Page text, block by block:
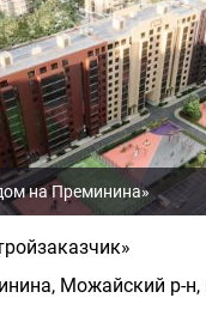
на Преминина»
Можайский р-н,